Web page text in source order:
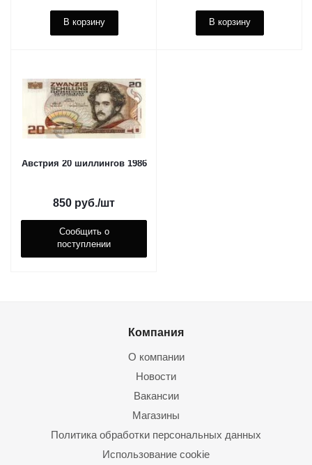
В корзину В корзину
Австрия 20 шиллингов 1986
850 руб./шт
Сообщить о
поступлении
Компания
О компании
Новости
Вакансии
Магазины
Политика обработки персональных данных
Использование cookie